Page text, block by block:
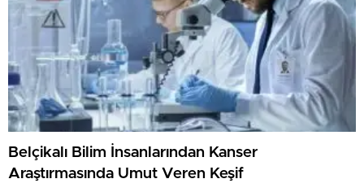
Belçikalı Bilim İnsanlarından Kanser
Araştırmasında Umut Veren Keşif